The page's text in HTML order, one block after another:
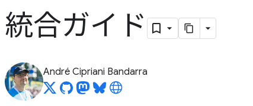
統合ガイド
André Cipriani Bandarra